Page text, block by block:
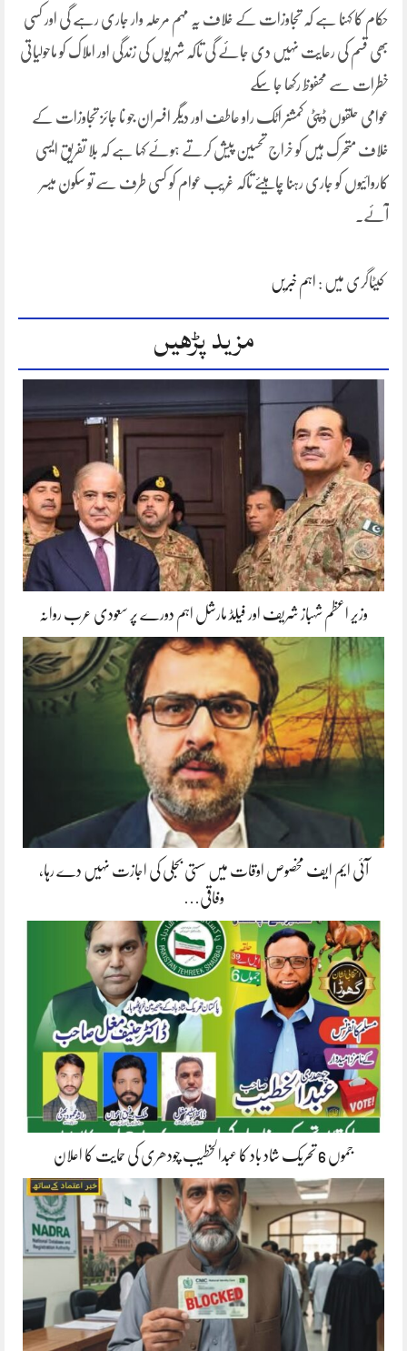
حکام کا کہنا ہے کہ تجاوزات کے خلاف یہ مہم مرحلہ وار جاری رہے گی اور کسی
بھی قسم کی رعایت نہیں دی جائے گی تاکہ شہریوں کی زندگی اور املاک کو ماحولیاتی
خطرات سے محفوظ رکھا جا سکے
عوامی حلقوں ڈپٹی کمشنر اٹک راو عاطف اور دیگر افسران جو نا جائز تجاوزات کے
خلاف متحرک ہیں کو خراج تحسین پیش کرتے ہوئے کہا ہے کہ بلا تفریق ایسی
کاروائیوں کو جاری رہنا چاہیئے تاکہ غریب عوام کو کسی طرف سے تو سکون میسر
آئے.
کیٹاگری میں : اہم خبریں
مزید پڑھیں
وزیر اعظم شہباز شریف اور فیلڈ مارشل اہم دورے پر سعودی عرب روانہ
آئی ایم ایف مخصوص اوقات میں سستی بجلی کی اجازت نہیں دے رہا،
وفاقی…
جموں 6 تحریک شاد باد کا عبدالخطیب چودھری کی حمایت کا اعلان